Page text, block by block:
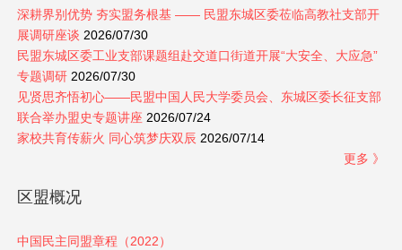
深耕界别优势 夯实盟务根基 —— 民盟东城区委莅临高教社支部开
展调研座谈 2026/07/30
民盟东城区委工业支部课题组赴交道口街道开展“大安全、大应急”
专题调研2026/07/30
见贤思齐悟初心——民盟中国人民大学委员会、东城区委长征支部
联合举办盟史专题讲座 2026/07/24
家校共育传薪火 同心筑梦庆双辰 2026/07/14
更多 》
区盟概况
中国民主同盟章程（2022）